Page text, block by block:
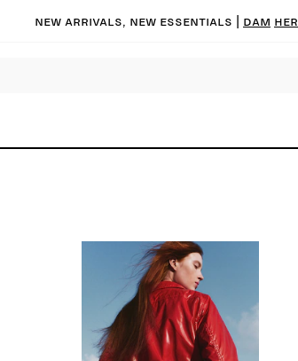
New arrivals, new essentials | Dam